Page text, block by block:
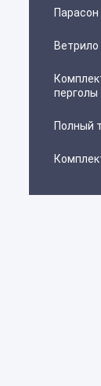
перголы
Полный